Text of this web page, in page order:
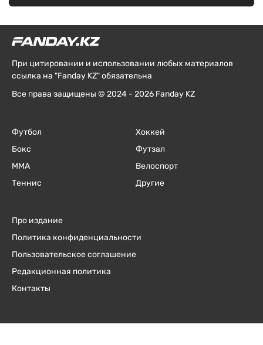
При цитировании и использовании любых материалов
ссылка на "Fanday KZ" обязательна
Все права защищены © 2024 - 2026 Fanday KZ
Футбол
Бокс
ММА
Теннис
Хоккей
Футзал
Велоспорт
Другие
Про издание
Политика конфиденциальности
Пользовательское соглашение
Редакционная политика
Контакты